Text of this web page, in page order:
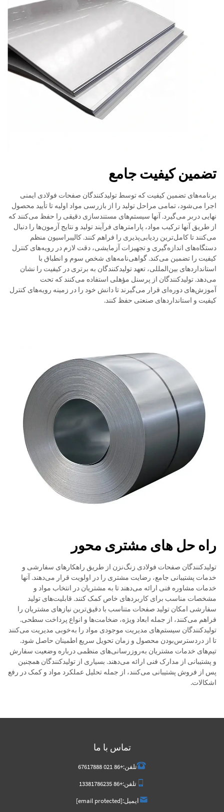
تضمین کیفیت جامع
برنامه‌های تضمین کیفیت که توسط تولیدکنندگان صفحات فولادی ایمنی
اجرا می‌شود، تمامی مراحل تولید را از بازرسی مواد اولیه تا تأیید محصول
نهایی دربر می‌گیرد. آنها سیستم‌های مستندسازی دقیقی را حفظ می‌کنند که
از طریق آنها ترکیب مواد، پارامترهای فرآیند تولید و نتایج آزمون‌ها را دنبال
می‌کنند تا کامل‌ترین ردیابی‌پذیری را فراهم کنند. کالیبراسیون منظم
دستگاه‌های اندازه‌گیری و تجهیزات آزمایشی، دقت لازم در رویه‌های کنترل
کیفیت را تضمین می‌کند. گواهی‌نامه‌های شخص سوم و انطباق با
استانداردهای بین‌المللی، تعهد تولیدکنندگان به برتری در کیفیت را نشان
می‌دهد. تولیدکنندگان از پرسنل مؤهلی استفاده می‌کنند که تحت
آموزش‌های دوره‌ای قرار می‌گیرند تا دانش خود را در زمینه رویه‌های کنترل
کیفیت و استانداردهای صنعتی حفظ کنند.
راه حل های مشتری محور
تولیدکنندگان صفحات فولادی زنگ‌نزن از طریق راهکارهای سفارشی و
خدمات پشتیبانی جامع، رضایت مشتری را در اولویت قرار می‌دهند. آنها
خدمات مشاوره فنی ارائه می‌دهند تا به مشتریان در انتخاب مواد و
مشخصات مناسب برای کاربردهای خاص کمک کنند. قابلیت‌های تولید
سفارشی امکان تولید صفحات متناسب با دقیق‌ترین نیازهای مشتریان را
فراهم می‌کنند، از جمله ابعاد ویژه، ضخامت‌ها و انواع پرداخت سطحی.
تولیدکنندگان سیستم‌های مدیریت موجودی مواد را به‌خوبی مدیریت می‌کنند
تا از دردسترس‌بودن محصول و زمان تحویل سریع اطمینان حاصل شود.
تیم‌های خدمات مشتریان به‌روزرسانی‌های منظمی درباره وضعیت سفارش
و پشتیبانی از مدارک فنی ارائه می‌دهند. بسیاری از تولیدکنندگان همچنین
پس از فروش پشتیبانی می‌کنند، از جمله تحلیل عملکرد مواد و کمک در رفع
اشکالات.
تماس با ما
تلفن:+86 021 67617888
تلفن:+86 13381786235
ایمیل:[email protected]